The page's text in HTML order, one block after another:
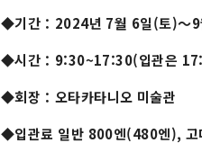
◆기간：2024년 7월 6일(토)～9
◆시간：9:30~17:30(입관은
◆회장：오타카타니오 미술관
◆입관료 일반 800엔(480엔), 고